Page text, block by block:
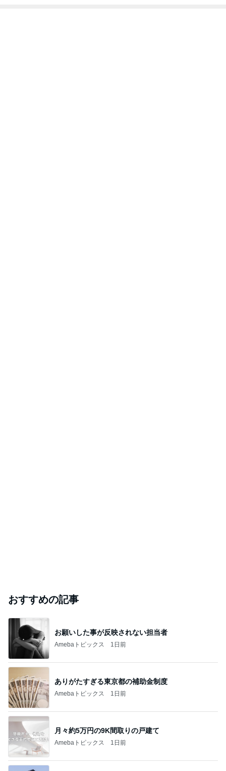
おすすめの記事
お願いした事が反映されない担当者
Amebaトピックス 1日前
ありがたすぎる東京都の補助金制度
Amebaトピックス 1日前
月々約5万円の9K間取りの戸建て
Amebaトピックス 1日前